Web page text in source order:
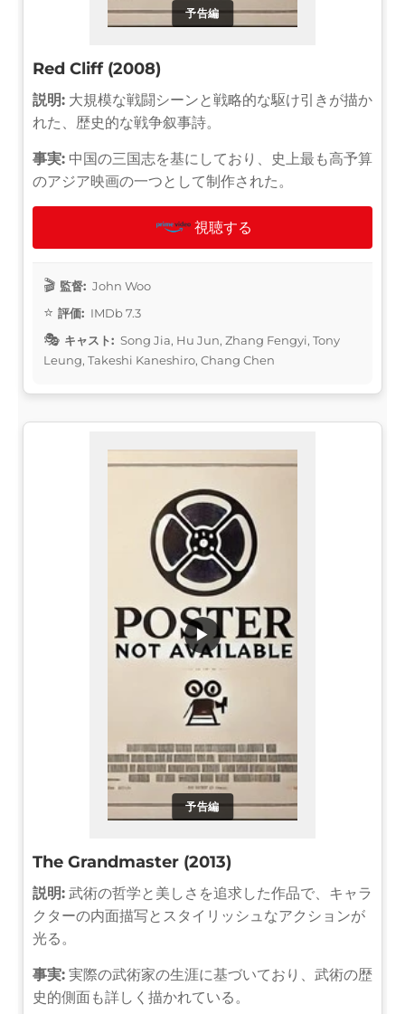
予告編
Red Cliff (2008)
説明: 大規模な戦闘シーンと戦略的な駆け引きが描か
れた、歴史的な戦争叙事詩。
事実: 中国の三国志を基にしており、史上最も高予算
のアジア映画の一つとして制作された。
視聴する
監督: John Woo
評価: IMDb 7.3
キャスト: Song Jia, Hu Jun, Zhang Fengyi, Tony
Leung, Takeshi Kaneshiro, Chang Chen
予告編
▶
The Grandmaster (2013)
説明: 武術の哲学と美しさを追求した作品で、キャラ
クターの内面描写とスタイリッシュなアクションが
光る。
事実: 実際の武術家の生涯に基づいており、武術の歴
史的側面も詳しく描かれている。